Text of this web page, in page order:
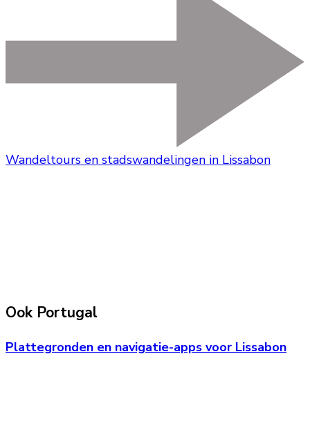
Wandeltours en stadswandelingen in Lissabon
Ook Portugal
Plattegronden en navigatie-apps voor Lissabon